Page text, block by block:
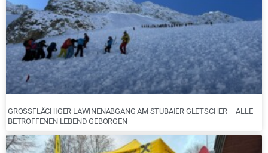
GROSSFLÄCHIGER LAWINENABGANG AM STUBAIER GLETSCHER – ALLE B
ETROFFENEN LEBEND GEBORGEN